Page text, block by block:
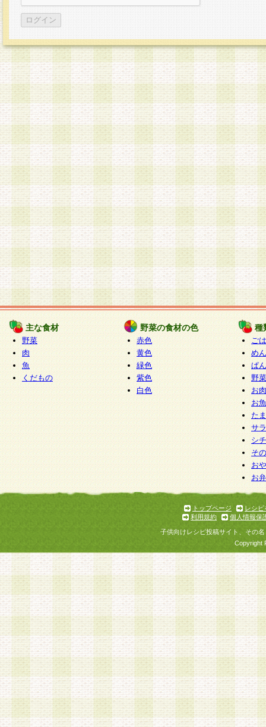
主な食材
野菜
肉
魚
くだもの
野菜の食材の色
赤色
黄色
緑色
紫色
白色
種
ご
めん
ぱん
野
お
お
た
サ
シ
そ
お
お
トップページ
レシピ
利用規約
個人情報保
子供向けレシピ投稿サイト、その
Copyright